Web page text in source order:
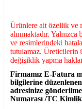
Ürünlere ait özellik ve
alınmaktadır.
ve resimlerindeki
tutulamaz. Üreticilerin
değişiklik yapma
Firmamız E-Fatura
bilgilerine
adresinize
Numarası /TC